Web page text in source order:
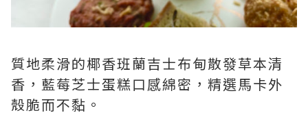
質地柔滑的椰香班蘭吉士布甸散發草本清
香，藍莓芝士蛋糕口感綿密，精選馬卡外
殼脆而不黏。